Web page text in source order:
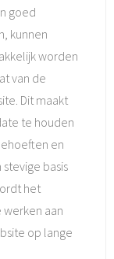
goed
kunnen
worden
van de
Dit maakt
te houden
en
basis
het
aan
op lange